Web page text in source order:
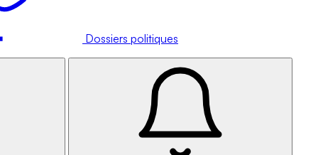
Dossiers politiques